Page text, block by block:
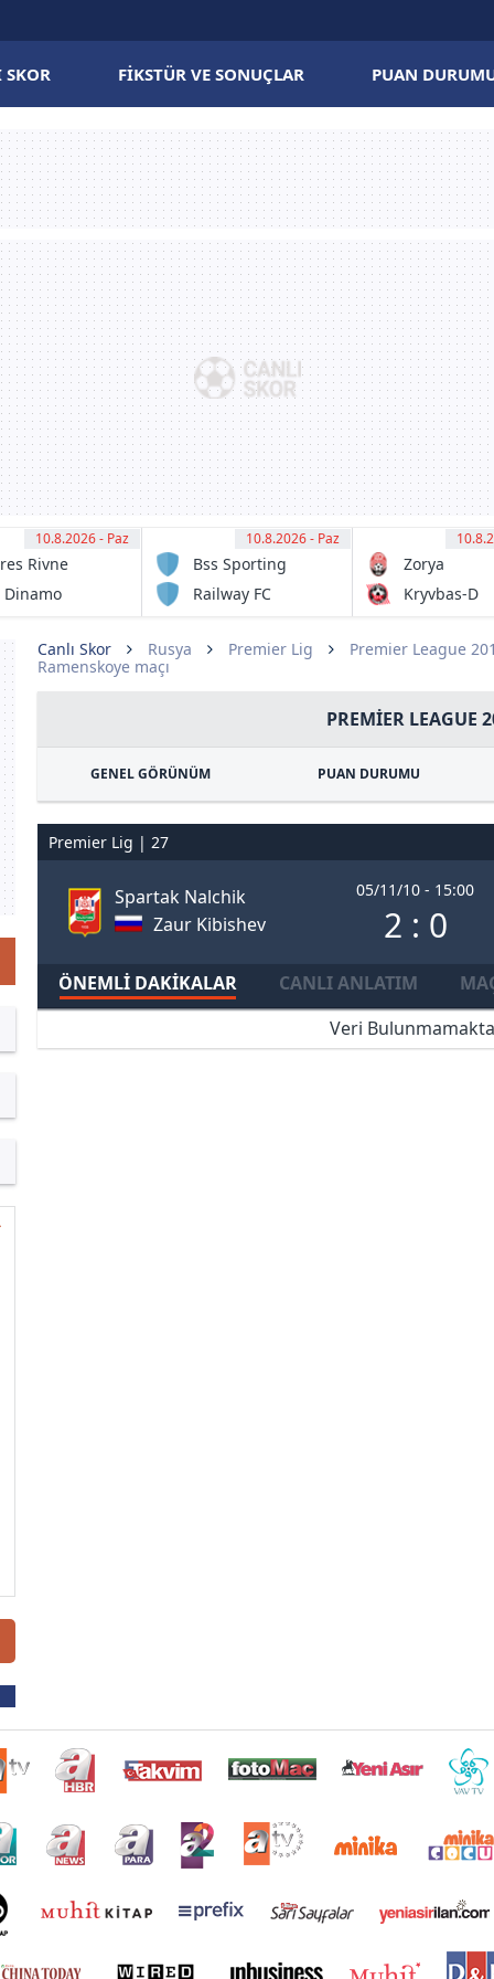
SKOR FIKSTÜR VE SONUÇLAR PUAN
12:00
10.8.2026 - Paz
Rivne
Dinamo
12:30
10.8.2026 - Paz
Bss Sporting
Club
Railway FC
Zorya
Lugansk
Kryvbas-D
Canlı Skor Rusya Premier Lig
Premier League
Ramenskoye maçı
PREMIER LEAGUE
GENEL GÖRÜNÜM PUAN DURUMU
Premier Lig | 27
Spartak Nalchik
Zaur Kibishev
05/11/10 - 15:00
2 : 0
ÖNEMLI DAKIKALAR CANLI ANLATIM
Veri